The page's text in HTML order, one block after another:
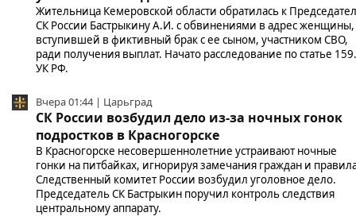
Жительница Кемеровской области обратилась к
СК России Бастрыкину А.И. с обвинениями в адрес женщины,
вступившей в фиктивный брак с ее сыном, участником СВО,
ради получения выплат. Начато расследование по статье
УК РФ.
Вчера 01:44 | Царьград
СК России возбудил дело из-за ночных гонок
подростков в Красногорске
В Красногорске несовершеннолетние устраивают ночные
гонки на питбайках, игнорируя замечания граждан и
Следственный комитет России возбудил уголовное дело.
Председатель СК Бастрыкин поручил контроль следствия
центральному аппарату.